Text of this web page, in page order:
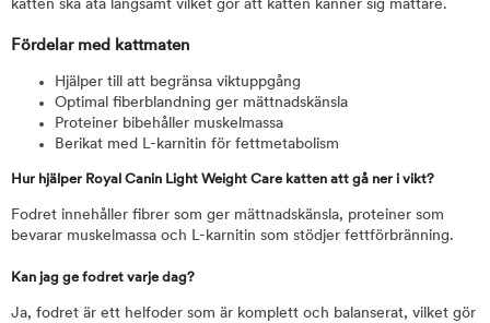
katten ska äta långsamt vilket gör att katten känner sig mättare.
Fördelar med kattmaten
Hjälper till att begränsa viktuppgång
Optimal fiberblandning ger mättnadskänsla
Proteiner bibehåller muskelmassa
Berikat med L-karnitin för fettmetabolism
Hur hjälper Royal Canin Light Weight Care katten att gå ner i vikt?
Fodret innehåller fibrer som ger mättnadskänsla, proteiner som
bevarar muskelmassa och L-karnitin som stödjer fettförbränning.
Kan jag ge fodret varje dag?
Ja, fodret är ett helfoder som är komplett och balanserat, vilket gör